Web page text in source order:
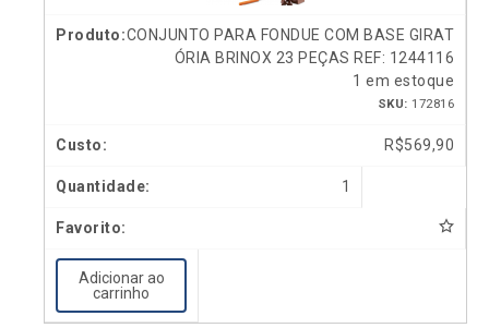
CONJUNTO PARA FONDUE COM BASE GIRAT
ÓRIA BRINOX 23 PEÇAS REF: 1244116
1 em estoque
SKU: 172816
R$569,90
1
Adicionar ao
carrinho